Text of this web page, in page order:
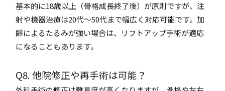
基本的に18歳以上（骨格成長終了後）が原則ですが、注
射や機器治療は20代〜50代まで幅広く対応可能です。加
齢によるたるみが強い場合は、リフトアップ手術が適応
になることもあります。
Q8. 他院修正や再手術は可能？